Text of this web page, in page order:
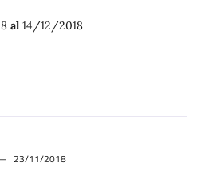
23/11/2018
al 14/12/2018